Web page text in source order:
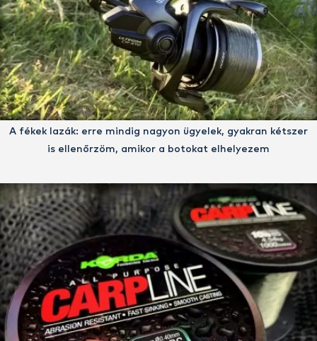
A fékek lazák: erre mindig nagyon ügyelek, gyakran kétszer
is ellenőrzöm, amikor a botokat elhelyezem